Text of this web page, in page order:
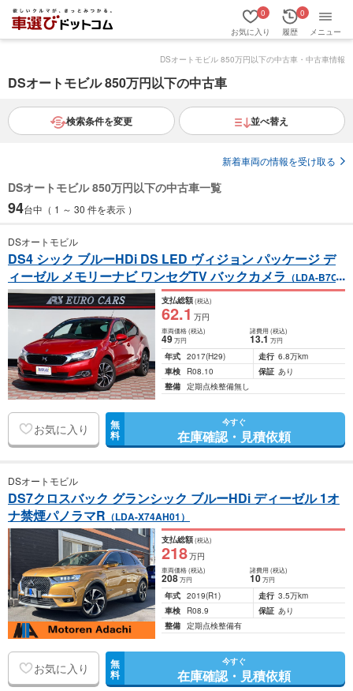
お気に入り
0
履歴
0
メニュー
DSオートモビル 850万円以下の中古車・中古車情報
DSオートモビル 850万円以下の中古車
検索条件を変更 並べ替え
新着車両の情報を受け取る
DSオートモビル 850万円以下の中古車一覧
94台中（ 1 ～ 30 件を表示 ）
DSオートモビル
DS4 シック ブルーHDi DS LED ヴィジョン パッケージ デ
ィーゼル メモリーナビ ワンセグTV バックカメラ （LDA-B7CA
H02）
支払総額(税込)
62.1 万円
車両価格(税込)
49万円
諸費用 (税込)
13.1 万円
年式 2017(H29) 走行 6.8万km
車検
R08.10 保証 あり
整備 定期点検整備無し
お気に入り 無
料
今すぐ
在庫確認・見積依頼
DSオートモビル
DS7クロスバック グランシック ブルーHDi ディーゼル 1オ
ナ禁煙パノラマR （LDA-X74AH01）
支払総額(税込)
218万円
車両価格(税込)
208万円
諸費用 (税込)
10 万円
年式 2019(R1) 走行 3.5万km
車検
R08.9 保証 あり
整備 定期点検整備有
お気に入り 無
料
今すぐ
在庫確認・見積依頼